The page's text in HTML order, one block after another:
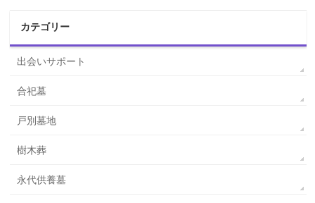
カテゴリー
出会いサポート
合祀墓
戸別墓地
樹木葬
永代供養墓